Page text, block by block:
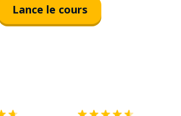
Lance le cours